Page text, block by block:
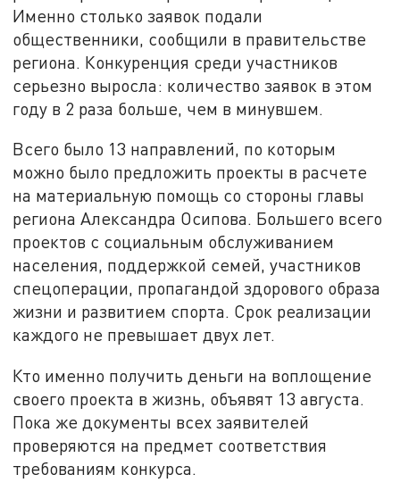
Именно столько заявок подали
общественники, сообщили в правительстве
региона. Конкуренция среди участников
серьезно выросла: количество заявок в этом
году в 2 раза больше, чем в минувшем.
Всего было 13 направлений, по которым
можно было предложить проекты в расчете
на материальную помощь со стороны главы
региона Александра Осипова. Большего всего
проектов с социальным обслуживанием
населения, поддержкой семей, участников
спецоперации, пропагандой здорового образа
жизни и развитием спорта. Срок реализации
каждого не превышает двух лет.
Кто именно получить деньги на воплощение
своего проекта в жизнь, объявят 13 августа.
Пока же документы всех заявителей
проверяются на предмет соответствия
требованиям конкурса.